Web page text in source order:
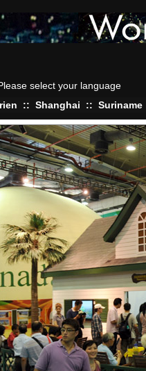
select your language
:: Shanghai :: Suriname